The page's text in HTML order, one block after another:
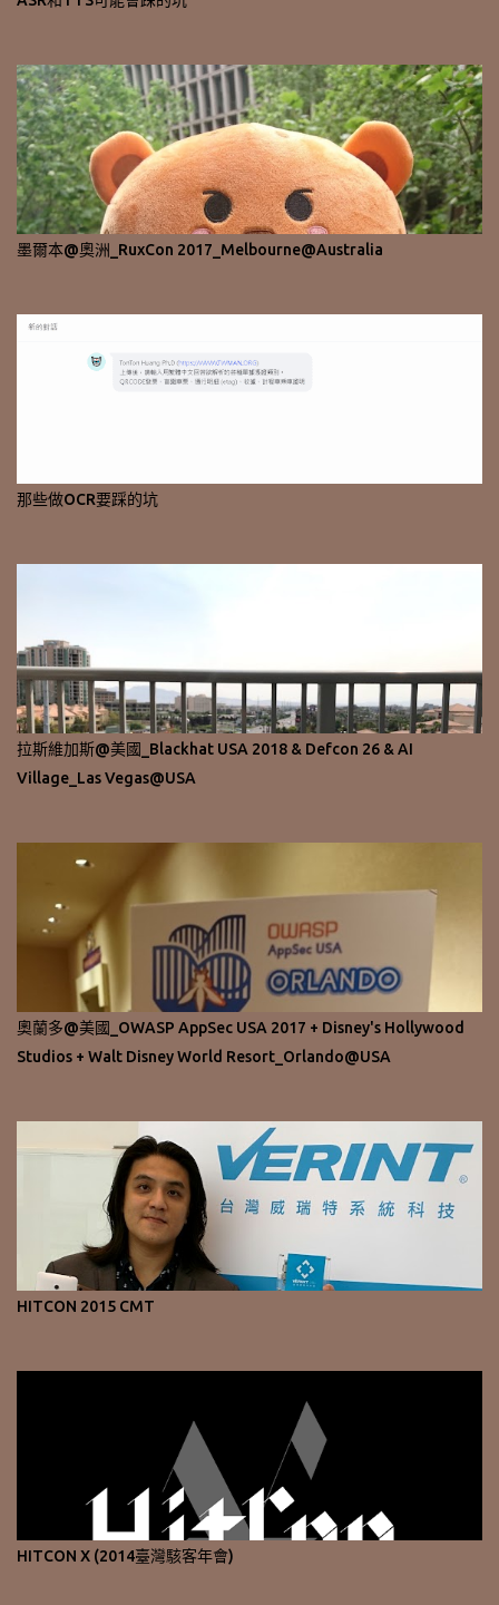
墨爾本@奧洲_RuxCon 2017_Melbourne@Australia
那些做OCR要踩的坑
拉斯維加斯@美國_Blackhat USA 2018 & Defcon 26 & AI
Village_Las Vegas@USA
奧蘭多@美國_OWASP AppSec USA 2017 + Disney's Hollywood
Studios + Walt Disney World Resort_Orlando@USA
HITCON 2015 CMT
HITCON X (2014臺灣駭客年會)